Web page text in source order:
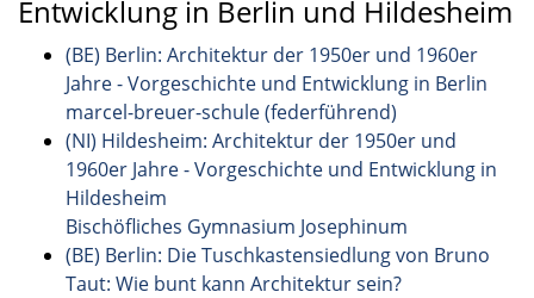
Entwicklung in Berlin und Hildesheim
(BE) Berlin: Architektur der 1950er und 1960er
Jahre - Vorgeschichte und Entwicklung in Berlin
marcel-breuer-schule (federführend)
(NI) Hildesheim: Architektur der 1950er und
1960er Jahre - Vorgeschichte und Entwicklung in
Hildesheim
Bischöfliches Gymnasium Josephinum
(BE) Berlin: Die Tuschkastensiedlung von Bruno
Taut: Wie bunt kann Architektur sein?